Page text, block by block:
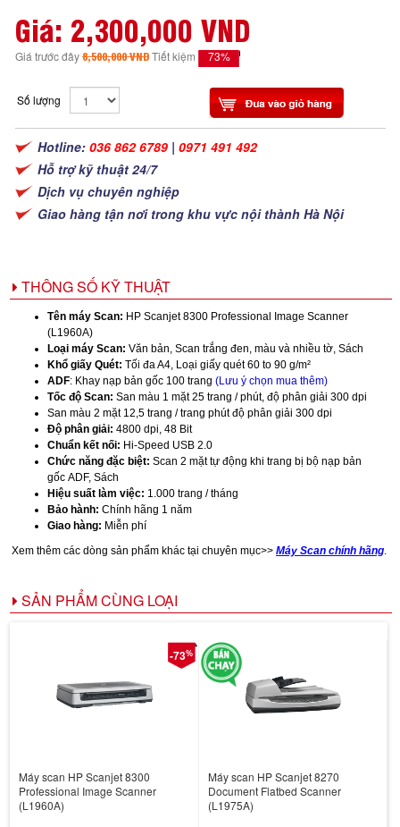
Giá: 2,300,000 VND
Giá trước đây8,500,000 VNDTiết kiệm 73%
Số lượng
Hotline: 036 862 6789 | 0971 491 492
Hỗ trợ kỹ thuật 24/7
Dịch vụ chuyên nghiệp
Giao hàng tận nơi trong khu vực nội thành Hà Nội
THÔNG SỐ KỸ THUẬT
Tên máy Scan: HP Scanjet 8300 Professional Image Scanner
(L1960A)
Loại máy Scan: Văn bản, Scan trắng đen, màu và nhiều tờ, Sách
Khổ giấy Quét: Tối đa A4, Loại giấy quét 60 to 90 g/m²
ADF: Khay nạp bản gốc 100 trang (Lưu ý chọn mua thêm)
Tốc độ Scan: San màu 1 mặt 25 trang / phút, độ phân giải 300 dpi
San màu 2 mặt 12,5 trang / trang phút độ phân giải 300 dpi
Độ phân giải: 4800 dpi, 48 Bit
Chuẩn kết nối: Hi-Speed USB 2.0
Chức năng đặc biệt: Scan 2 mặt tự động khi trang bị bộ nạp bản
gốc ADF, Sách
Hiệu suất làm việc: 1.000 trang / tháng
Bảo hành: Chính hãng 1 năm
Giao hàng: Miễn phí
Xem thêm các dòng sản phẩm khác tại chuyên mục>> Máy Scan chính hãng.
SẢN PHẨM CÙNG LOẠI
-73%
Máy scan HP Scanjet 8300
Professional Image Scanner
(L1960A)
Máy scan HP Scanjet 8270
Document Flatbed Scanner
(L1975A)